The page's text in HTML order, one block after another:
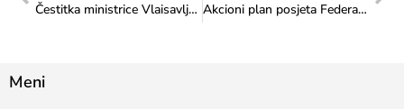
Čestitka ministrice Vlaisavljević JKPHD-u „La Benevolencija“
Akcioni plan posjeta Federalnog ministarstva kulture i sporta: Posjeta Udruženju Centar za podršku Roma Romalen Kakanj
Meni